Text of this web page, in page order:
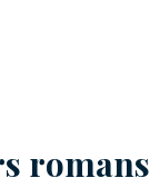
romans